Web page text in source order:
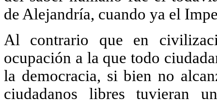
de Alejandría, cuando ya el
Al contrario que en
ocupación a la que todo
la democracia, si bien no
ciudadanos libres tuvieran